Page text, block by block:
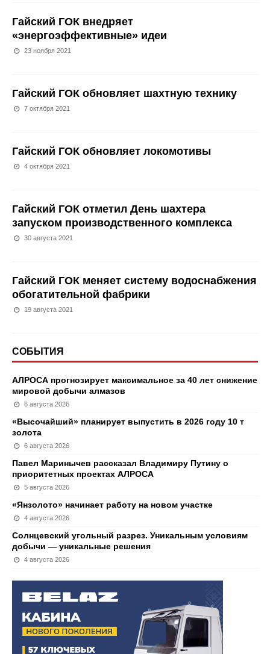
Гайский ГОК внедряет
«энергоэффективные» идеи
23 ноября 2021
Гайский ГОК обновляет шахтную технику
7 октября 2021
Гайский ГОК обновляет локомотивы
4 октября 2021
Гайский ГОК отметил День шахтера
запуском производственного комплекса
30 августа 2021
Гайский ГОК меняет систему водоснабжения
обогатительной фабрики
19 августа 2021
СОБЫТИЯ
АЛРОСА прогнозирует максимальное за 40 лет снижение
мировой добычи алмазов
6 августа 2026
«Высочайший» планирует выпустить в 2026 году 10 т
золота
6 августа 2026
Павел Маринычев рассказал Владимиру Путину о
приоритетных проектах АЛРОСА
5 августа 2026
«Янзолото» начинает работу на новом участке
4 августа 2026
Солнцевский угольный разрез. Уникальным условиям
добычи — уникальные решения
4 августа 2026